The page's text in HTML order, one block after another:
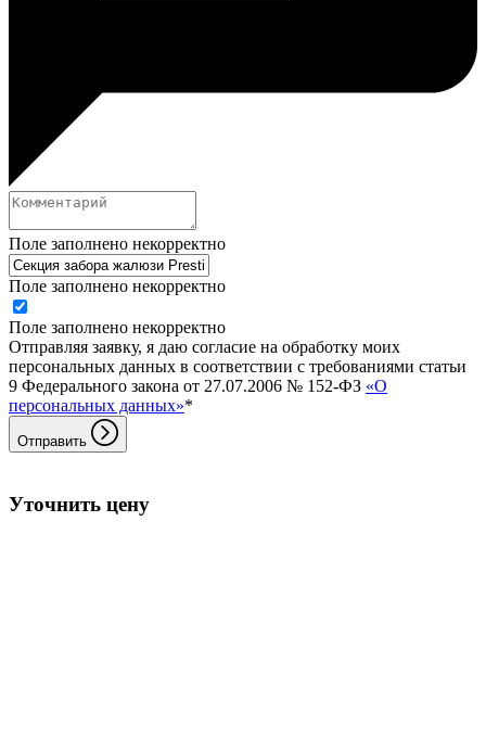
Поле заполнено некорректно
Поле заполнено некорректно
Поле заполнено некорректно
Отправляя заявку, я даю согласие на обработку моих
персональных данных в соответствии с требованиями статьи
9 Федерального закона от 27.07.2006 № 152-ФЗ «О
персональных данных»*
Отправить
Уточнить цену